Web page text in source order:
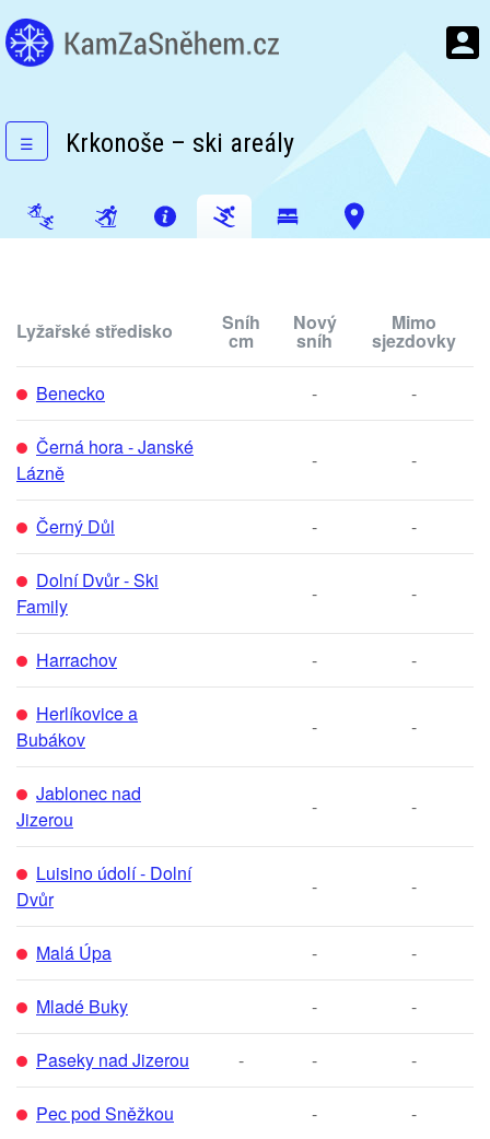
☰ Krkonoše – ski areály
Lyžařské středisko Sníh
cm
Nový
sníh
Mimo
sjezdovky
Benecko - -
Černá hora - Janské
Lázně
- -
Černý Důl - -
Dolní Dvůr - Ski
Family
- -
Harrachov - -
Herlíkovice a
Bubákov
- -
Jablonec nad
Jizerou
- -
Luisino údolí - Dolní
Dvůr
- -
Malá Úpa - -
Mladé Buky - -
Paseky nad Jizerou - - -
Pec pod Sněžkou - -